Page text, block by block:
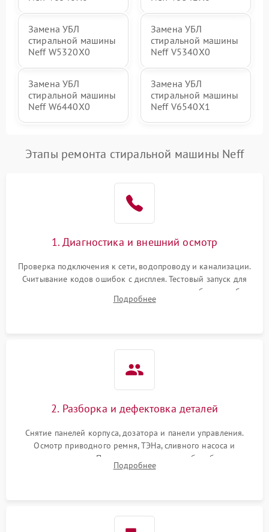
Замена УБЛ
стиральной машины
Neff W5320X0
Замена УБЛ
стиральной машины
Neff V5340X0
Замена УБЛ
стиральной машины
Neff W6440X0
Замена УБЛ
стиральной машины
Neff V6540X1
Этапы ремонта стиральной машины Neff
1. Диагностика и внешний осмотр
Проверка подключения к сети, водопроводу и канализации.
Считывание кодов ошибок с дисплея. Тестовый запуск для
выявления посторонних шумов, протечек или сбоев в работе
электронного модуля управления.
Подробнее
2. Разборка и дефектовка деталей
Снятие панелей корпуса, дозатора и панели управления.
Осмотр приводного ремня, ТЭНа, сливного насоса и
амортизаторов. Проверка подшипников барабана и
крестовины на износ, а манжеты люка на разрывы.
Подробнее